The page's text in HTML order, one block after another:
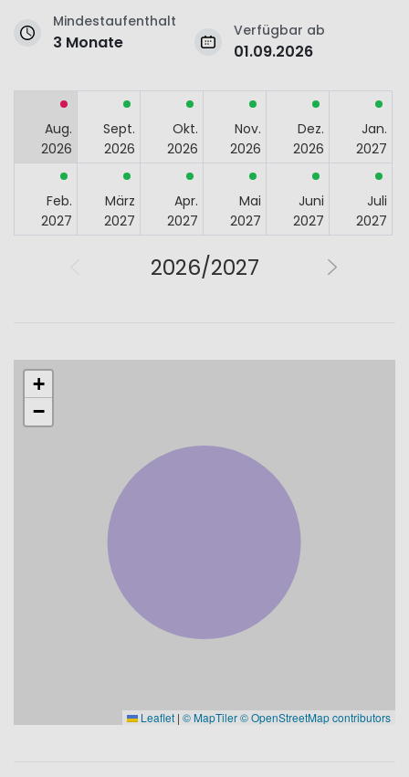
Mindestaufenthalt
3 Monate
Verfügbar ab
01.09.2026
Aug.
2026
Sept.
2026
Okt.
2026
Nov.
2026
Dez.
2026
Jan.
2027
Feb.
2027
März
2027
Apr.
2027
Mai
2027
Juni
2027
Juli
2027
2026/2027
+
−
Leaflet | © MapTiler© OpenStreetMap contributors